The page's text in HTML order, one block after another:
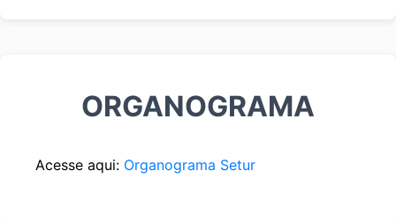
ORGANOGRAMA
Acesse aqui: Organograma Setur